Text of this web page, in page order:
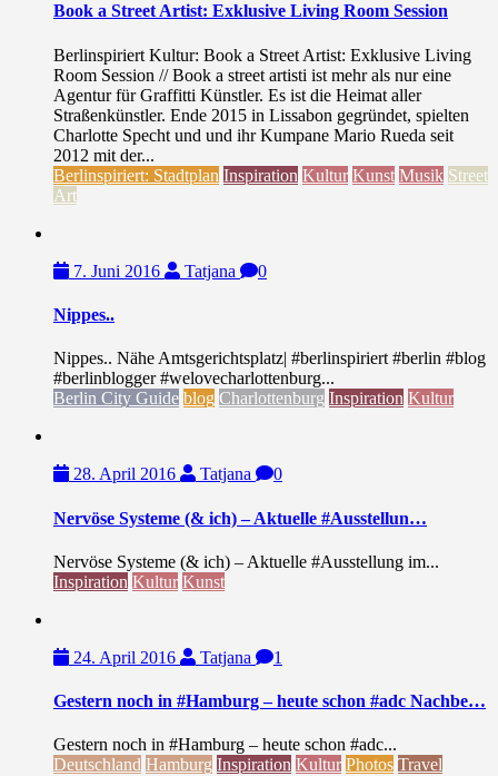
Book a Street Artist: Exklusive Living Room Session
Berlinspiriert Kultur: Book a Street Artist: Exklusive Living
Room Session // Book a street artisti ist mehr als nur eine
Agentur für Graffitti Künstler. Es ist die Heimat aller
Straßenkünstler. Ende 2015 in Lissabon gegründet, spielten
Charlotte Specht und und ihr Kumpane Mario Rueda seit
2012 mit der...
Berlinspiriert: Stadtplan Inspiration Kultur Kunst Musik Street
Art
7. Juni 2016 Tatjana 0
Nippes..
Nippes.. Nähe Amtsgerichtsplatz| #berlinspiriert #berlin #blog
#berlinblogger #welovecharlottenburg...
Berlin City Guide blog Charlottenburg Inspiration Kultur
28. April 2016 Tatjana 0
Nervöse Systeme (& ich) – Aktuelle #Ausstellun…
Nervöse Systeme (& ich) – Aktuelle #Ausstellung im...
Inspiration Kultur Kunst
24. April 2016 Tatjana 1
Gestern noch in #Hamburg – heute schon #adc Nachbe…
Gestern noch in #Hamburg – heute schon #adc...
Deutschland Hamburg Inspiration Kultur Photos Travel